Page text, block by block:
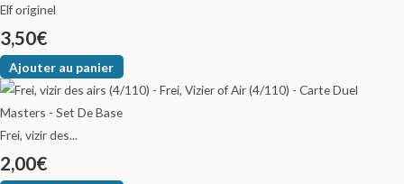
Elf originel
3,50€
Ajouter au panier
Frei, vizir des...
2,00€